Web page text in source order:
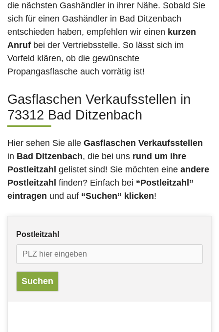
die nächsten Gashändler in ihrer Nähe. Sobald Sie
sich für einen Gashändler in Bad Ditzenbach
entschieden haben, empfehlen wir einen kurzen
Anruf bei der Vertriebsstelle. So lässt sich im
Vorfeld klären, ob die gewünschte
Propangasflasche auch vorrätig ist!
Gasflaschen Verkaufsstellen in
73312 Bad Ditzenbach
Hier sehen Sie alle Gasflaschen Verkaufsstellen
in Bad Ditzenbach, die bei uns rund um ihre
Postleitzahl gelistet sind! Sie möchten eine andere
Postleitzahl finden? Einfach bei “Postleitzahl”
eintragen und auf “Suchen” klicken!
Postleitzahl